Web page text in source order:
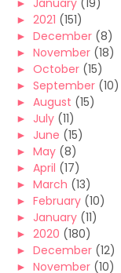
► January (19)
► 2021 (151)
► December (8)
► November (18)
► October (15)
► September (10)
► August (15)
► July (11)
► June (15)
► May (8)
► April (17)
► March (13)
► February (10)
► January (11)
► 2020 (180)
► December (12)
► November (10)